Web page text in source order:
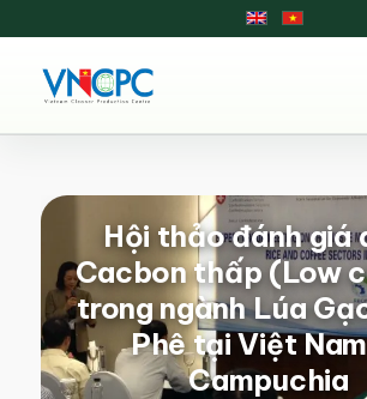
Hội thảo đánh giá
Cacbon thấp (Low
trong ngành Lúa
Phê tại Việt
Campuchia